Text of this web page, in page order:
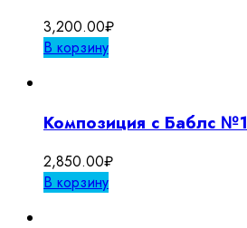
3,200.00₽
В корзину
Композиция с Баблс №1
2,850.00₽
В корзину